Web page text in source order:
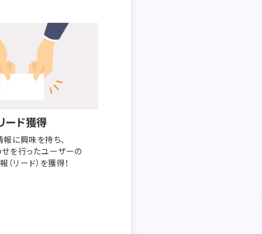
ード獲得
に興味を持ち、
を行ったユーザーの
（リード）を獲得！